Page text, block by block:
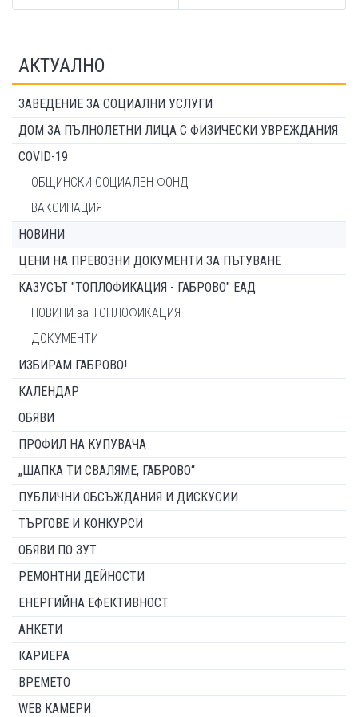
АКТУАЛНО
ЗАВЕДЕНИЕ ЗА СОЦИАЛНИ УСЛУГИ
ДОМ ЗА ПЪЛНОЛЕТНИ ЛИЦА С ФИЗИЧЕСКИ УВРЕЖДАНИЯ
COVID-19
ОБЩИНСКИ СОЦИАЛЕН ФОНД
ВАКСИНАЦИЯ
НОВИНИ
ЦЕНИ НА ПРЕВОЗНИ ДОКУМЕНТИ ЗА ПЪТУВАНЕ
КАЗУСЪТ "ТОПЛОФИКАЦИЯ - ГАБРОВО" ЕАД
НОВИНИ за ТОПЛОФИКАЦИЯ
ДОКУМЕНТИ
ИЗБИРАМ ГАБРОВО!
КАЛЕНДАР
ОБЯВИ
ПРОФИЛ НА КУПУВАЧА
„ШАПКА ТИ СВАЛЯМЕ, ГАБРОВО“
ПУБЛИЧНИ ОБСЪЖДАНИЯ И ДИСКУСИИ
ТЪРГОВЕ И КОНКУРСИ
ОБЯВИ ПО ЗУТ
РЕМОНТНИ ДЕЙНОСТИ
ЕНЕРГИЙНА ЕФЕКТИВНОСТ
АНКЕТИ
КАРИЕРА
ВРЕМЕТО
WEB КАМЕРИ